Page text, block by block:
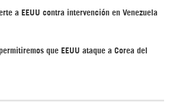
a EEUU contra intervención en Venezuela
que EEUU ataque a Corea del